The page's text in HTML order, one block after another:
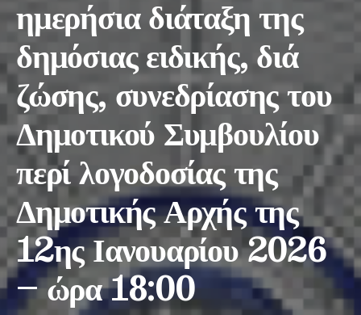
ημερήσια διάταξη της
δημόσιας ειδικής, διά
ζώσης, συνεδρίασης του
Δημοτικού Συμβουλίου
περί λογοδοσίας της
Δημοτικής Αρχής της
12ης Ιανουαρίου 2026
– ώρα 18:00